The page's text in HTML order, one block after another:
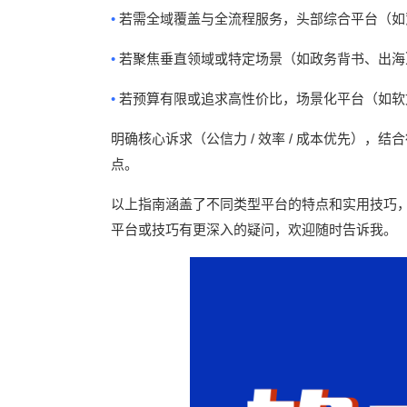
• 若需全域覆盖与全流程服务，头部综合平台（
• 若聚焦垂直领域或特定场景（如政务背书、出
• 若预算有限或追求高性价比，场景化平台（如
明确核心诉求（公信力 / 效率 / 成本优先），结
点。
以上指南涵盖了不同类型平台的特点和实用技巧
平台或技巧有更深入的疑问，欢迎随时告诉我。